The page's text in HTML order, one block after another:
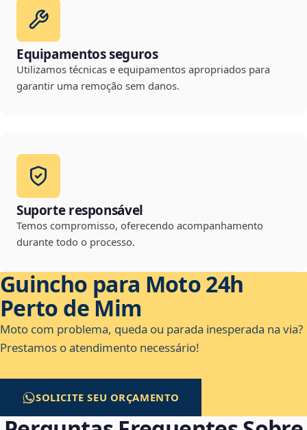
Equipamentos seguros
Utilizamos técnicas e equipamentos apropriados para
garantir uma remoção sem danos.
Suporte responsável
Temos compromisso, oferecendo acompanhamento
durante todo o processo.
Guincho para Moto 24h
Perto de Mim
Moto com problema, queda ou parada inesperada na via?
Prestamos o atendimento necessário!
SOLICITE SEU ORÇAMENTO